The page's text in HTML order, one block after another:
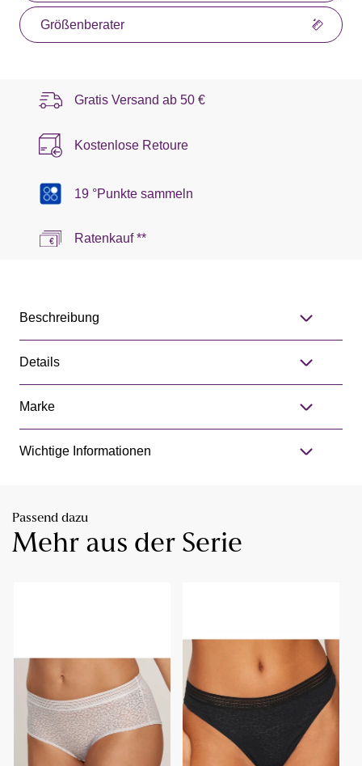
Größenberater
Gratis Versand ab 50 €
Kostenlose Retoure
19 °Punkte sammeln
Ratenkauf **
Beschreibung
Details
Marke
Wichtige Informationen
Passend dazu
Mehr aus der Serie